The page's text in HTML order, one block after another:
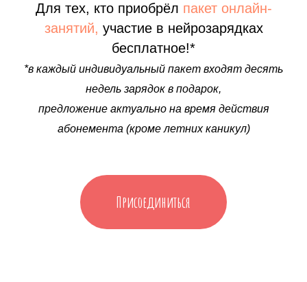
Для тех, кто приобрёл пакет онлайн-
занятий, участие в нейрозарядках
бесплатное!*
*в каждый индивидуальный пакет входят десять
недель зарядок в подарок,
предложение актуально на время действия
абонемента (кроме летних каникул)
Присоединиться